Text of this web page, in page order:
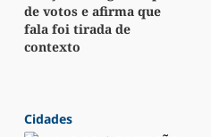
de votos e afirma que
fala foi tirada de
contexto
Cidades